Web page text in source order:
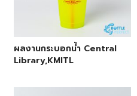
ผลงานกระบอกน้ำ Central
Library,KMITL